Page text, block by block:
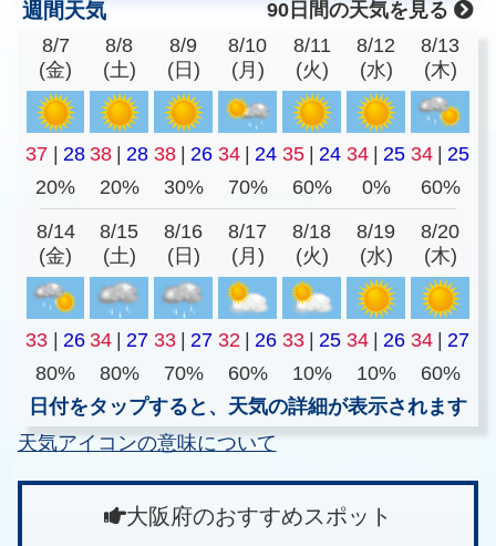
週間天気
90日間の天気を見る
8/7
(金)
8/8
(土)
8/9
(日)
8/10
(月)
8/11
(火)
8/12
(水)
8/13
(木)
37 | 28 38 | 28 38 | 26 34 | 24 35 | 24 34 | 25 34 | 25
20%
20% 30% 70% 60% 0% 60%
8/14
(金)
8/15
(土)
8/16
(日)
8/17
(月)
8/18
(火)
8/19
(水)
8/20
(木)
33 | 26 34 | 27 33 | 27 32 | 26 33 | 25 34 | 26 34 | 27
80%
80% 70% 60% 10% 10%
60%
日付をタップすると、天気の詳細が表示されます
天気アイコンの意味について
大阪府のおすすめスポット